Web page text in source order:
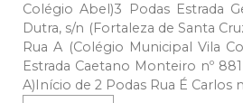
Colégio Abel)3 Podas Estrada
Dutra, s/n (Fortaleza de Santa
Rua A (Colégio Municipal Vila
Estrada Caetano Monteiro nº
A)Início de 2 Podas Rua É Carlos